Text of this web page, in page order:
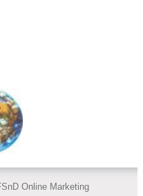
Online Marketing